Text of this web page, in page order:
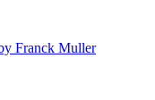
Franck Muller